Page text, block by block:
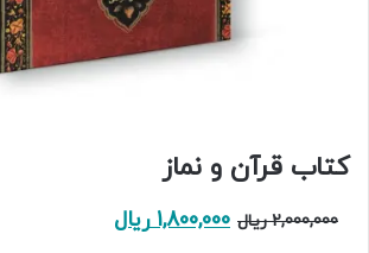
کتاب قرآن و نماز
2,000,000 ریال قیمت
1,800,000 ریال